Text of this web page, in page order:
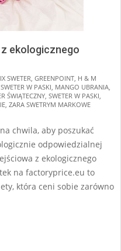
ekologicznego
SWETER GREENPOINT H & M
W PASKI MANGO UBRANIA
ŚWIĄTECZNY SWETER W PASKI
ZARA SWETRYM MARKOWE
chwila, aby poszukać
odpowiedzialnej
z ekologicznego
na factoryprice.eu to
która ceni sobie zarówno